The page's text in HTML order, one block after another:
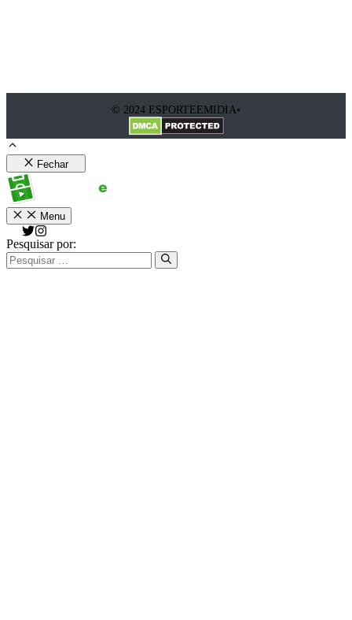
© 2024 ESPORTEEMIDIA•
Fechar
Menu
Pesquisar por: